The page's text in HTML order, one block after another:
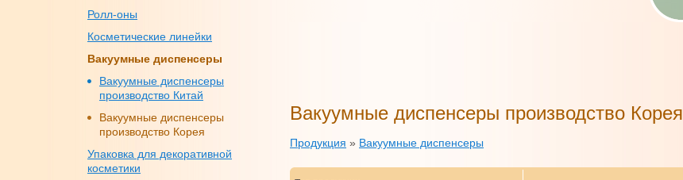
Ролл-оны
Косметические линейки
Вакуумные диспенсеры
Вакуумные диспенсеры
производство Китай
Вакуумные диспенсеры
производство Корея
Упаковка для декоративной
косметики
Вакуумные диспенсеры производство Корея
Продукция » Вакуумные диспенсеры